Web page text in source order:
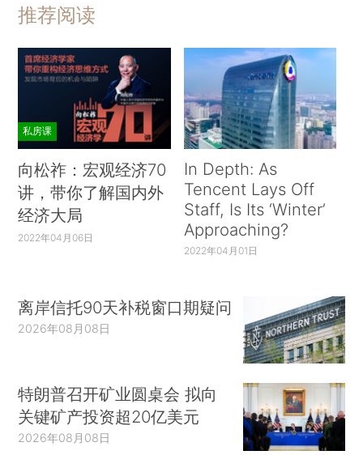
推荐阅读
私房课
向松祚：宏观经济70
讲，带你了解国内外
经济大局
2022年04月06日
In Depth: As
Tencent Lays Off
Staff, Is Its ‘Winter’
Approaching?
2022年04月01日
离岸信托90天补税窗口期疑问
2026年08月08日
特朗普召开矿业圆桌会 拟向
关键矿产投资超20亿美元
2026年08月08日